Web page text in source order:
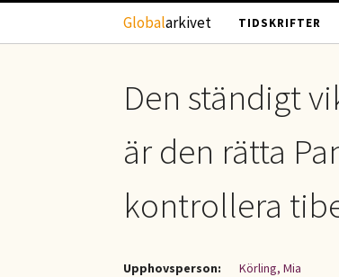
Hoppa till huvudinnehåll
Globalarkivet TIDSKRIFTER
Den ständigt
är den rätta
kontrollera
Upphovsperson:
Körling, Mia